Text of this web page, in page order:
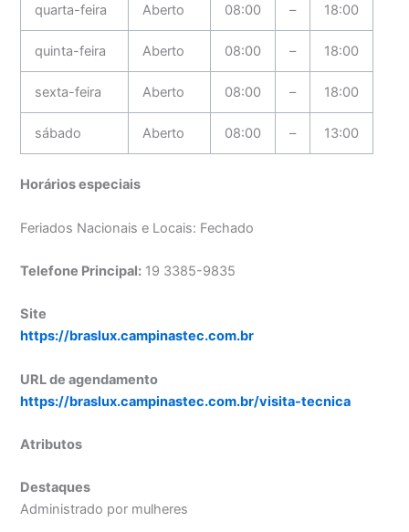
quarta-feira Aberto 08:00 – 18:00
quinta-feira Aberto 08:00 – 18:00
sexta-feira Aberto 08:00 – 18:00
sábado Aberto 08:00 – 13:00
Horários especiais
Feriados Nacionais e Locais: Fechado
Telefone Principal: 19 3385-9835
Site
https://braslux.campinastec.com.br
URL de agendamento
https://braslux.campinastec.com.br/visita-tecnica
Atributos
Destaques
Administrado por mulheres